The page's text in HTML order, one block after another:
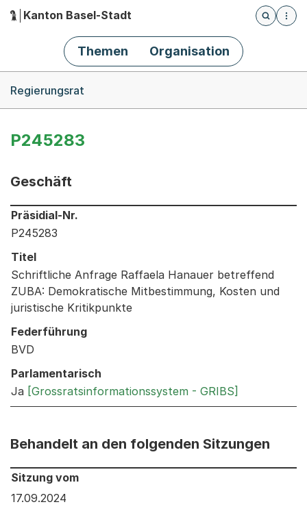
Hauptnavigation
Kanton Basel-Stadt
Öffnet
Themen Organisation
Regierungsrat
P245283
Geschäft
Informationen zum Ausgewählten Geschäft
Präsidial-Nr.
P245283
Titel
Schriftliche Anfrage Raffaela Hanauer betreffend
ZUBA: Demokratische Mitbestimmung, Kosten und
juristische Kritikpunkte
Federführung
BVD
Parlamentarisch
Ja [Grossratsinformationssystem - GRIBS]
Behandelt an den folgenden Sitzungen
Behandelt an den folgenden Sitzungen: Informationen
Sitzung vom
17.09.2024